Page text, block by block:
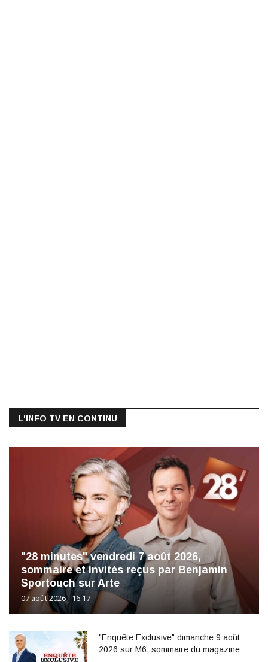
L'INFO TV EN CONTINU
"28 minutes" vendredi 7 août 2026,
sommaire et invités reçus par Benjamin
Sportouch sur Arte
07 août 2026 - 16:17
"Enquête Exclusive" dimanche 9 août
2026 sur M6, sommaire du magazine